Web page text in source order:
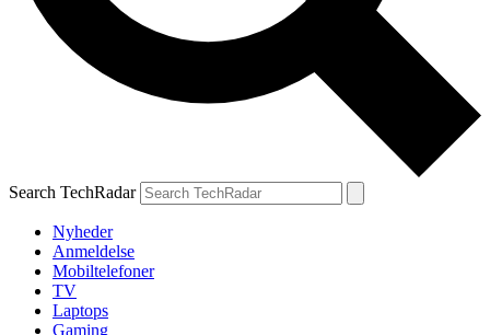
Search TechRadar
Nyheder
Anmeldelse
Mobiltelefoner
TV
Laptops
Gaming